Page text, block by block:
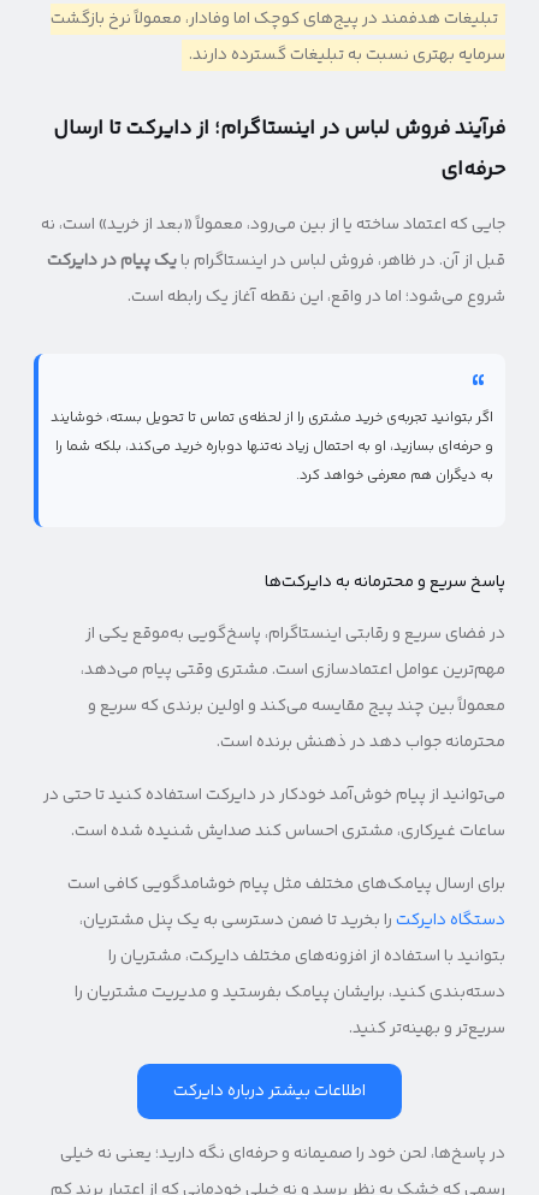
تبلیغات هدفمند در پیج‌های کوچک اما وفادار، معمولاً نرخ بازگشت
سرمایه بهتری نسبت به تبلیغات گسترده دارند.
فرآیند فروش لباس در اینستاگرام؛ از دایرکت تا ارسال
حرفه‌ای
جایی که اعتماد ساخته یا از بین می‌رود، معمولاً «بعد از خرید» است، نه
قبل از آن. در ظاهر، فروش لباس در اینستاگرام با یک پیام در دایرکت
شروع می‌شود؛ اما در واقع، این نقطه آغاز یک رابطه است.
اگر بتوانید تجربه‌ی خرید مشتری را از لحظه‌ی تماس تا تحویل بسته، خوشایند
و حرفه‌ای بسازید، او به احتمال زیاد نه‌تنها دوباره خرید می‌کند، بلکه شما را
به دیگران هم معرفی خواهد کرد.
پاسخ سریع و محترمانه به دایرکت‌ها
در فضای سریع و رقابتی اینستاگرام، پاسخ‌گویی به‌موقع یکی از
مهم‌ترین عوامل اعتمادسازی است. مشتری وقتی پیام می‌دهد،
معمولاً بین چند پیج مقایسه می‌کند و اولین برندی که سریع و
محترمانه جواب دهد در ذهنش برنده است.
می‌توانید از پیام خوش‌آمد خودکار در دایرکت استفاده کنید تا حتی در
ساعات غیرکاری، مشتری احساس کند صدایش شنیده شده است.
برای ارسال پیامک‌های مختلف مثل پیام خوشامدگویی کافی است
دستگاه دایرکترا بخرید تا ضمن دسترسی به یک پنل مشتریان،
بتوانید با استفاده از افزونه‌های مختلف دایرکت، مشتریان را
دسته‌بندی کنید، برایشان پیامک بفرستید و مدیریت مشتریان را
سریع‌تر و بهینه‌تر کنید.
اطلاعات بیشتر درباره دایرکت
در پاسخ‌ها، لحن خود را صمیمانه و حرفه‌ای نگه دارید؛ یعنی نه خیلی